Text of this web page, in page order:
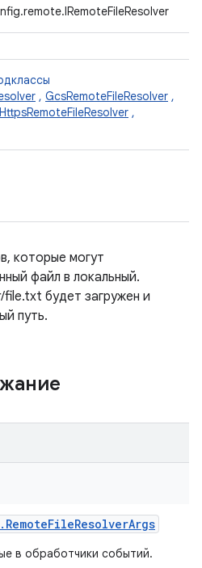
, GcsRemoteFileResolver ,
HttpsRemoteFileResolver ,
которые могут
файл в локальный.
будет загружен и
путь.
. RemoteFileResolverArgs
в обработчики событий.